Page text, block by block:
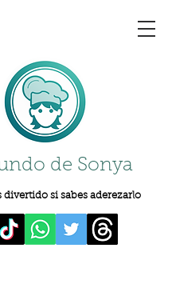
de Sonya
divertido si sabes aderezarlo